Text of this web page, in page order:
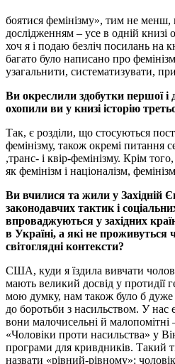
боятися фемінізму», тим не менш,
дослідженням – усе в одній
хоч я і подаю безліч посилань на
багато було написано про
узагальнити, систематизувати,
Ви окреслили здобутки першої і
охопили ви у книзі історію
Так, є розділи, що стосуються
фемінізму, також окремі питання
,транс- і квір-фемінізму. Крім
як фемінізм і націоналізм, фемінізм
Ви вчилися та жили у Західній
законодавчих тактик і
впроваджуються у західних
в Україні, а які не проживуться
світоглядні контексти?
США, куди я їздила вивчати
мають великий досвід у протидії
мою думку, нам також було б дуже
до боротьби з насильством. У нас є
вони малочисельні й малопомітні
«Чоловіки проти насильства» у
програми для кривдників. Такий
назвати «рівний-рівному»: